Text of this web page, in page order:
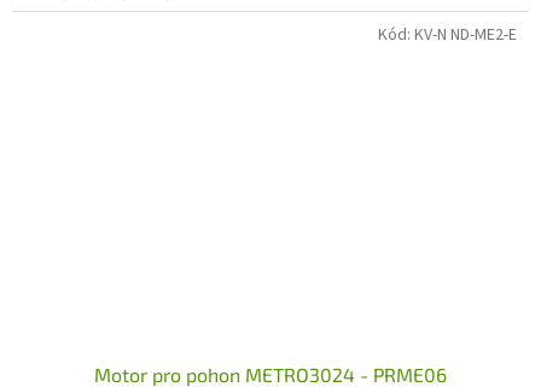
Motor pro pohon METRO3024 - PRME06
Kód: KV-N ND-ME2-E